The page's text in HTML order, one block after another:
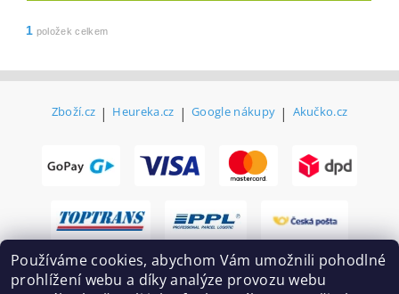
1 položek celkem
Zboží.cz | Heureka.cz | Google nákupy | Akučko.cz
Používáme cookies, abychom Vám umožnili pohodlné
prohlížení webu a díky analýze provozu webu